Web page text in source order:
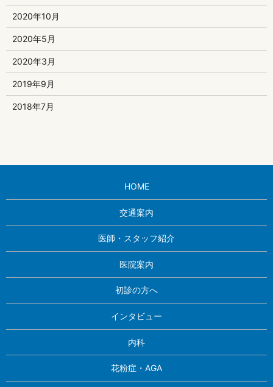
2020年10月
2020年5月
2020年3月
2019年9月
2018年7月
HOME
交通案内
医師・スタッフ紹介
医院案内
初診の方へ
インタビュー
内科
花粉症・AGA